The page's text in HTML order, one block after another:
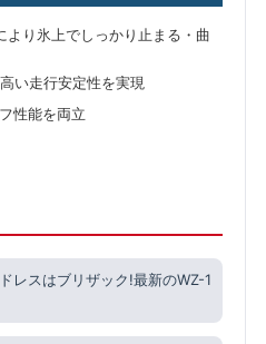
り氷上でしっかり止まる・曲
い走行安定性を実現
性能を両立
レスはブリザック!最新のWZ-1